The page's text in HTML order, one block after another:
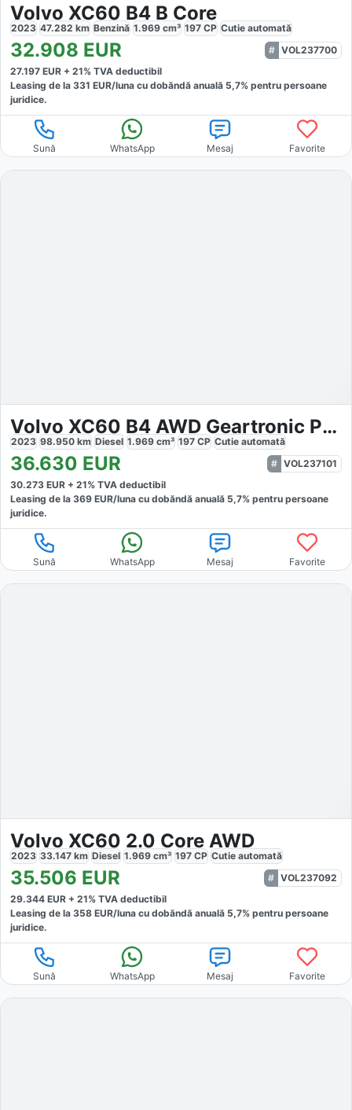
Volvo XC60 B4 B Core
2023 47.282 km Benzină 1.969 cm³ 197 CP Cutie automată
32.908 EUR
VOL237700
27.197 EUR + 21% TVA deductibil
Leasing de la 331 EUR/luna cu dobăndă anuală 5,7% pentru persoane
juridice.
Sună WhatsApp Mesaj Favorite
Volvo XC60 B4 AWD Geartronic Plus Bright
2023 98.950 km Diesel 1.969 cm³ 197 CP Cutie automată
36.630 EUR
VOL237101
30.273 EUR + 21% TVA deductibil
Leasing de la 369 EUR/luna cu dobăndă anuală 5,7% pentru persoane
juridice.
Sună WhatsApp Mesaj Favorite
Volvo XC60 2.0 Core AWD
2023 33.147 km Diesel 1.969 cm³ 197 CP Cutie automată
35.506 EUR
VOL237092
29.344 EUR + 21% TVA deductibil
Leasing de la 358 EUR/luna cu dobăndă anuală 5,7% pentru persoane
juridice.
Sună WhatsApp Mesaj Favorite